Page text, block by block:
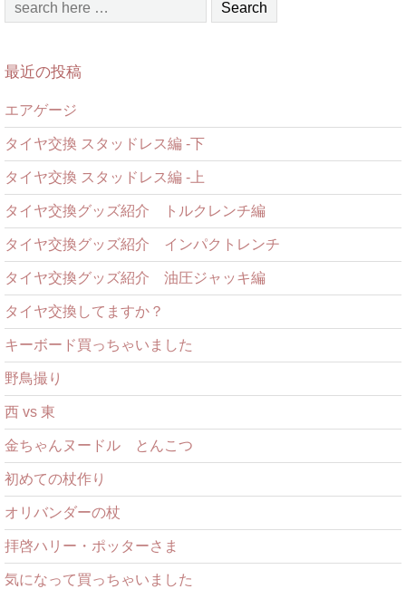
最近の投稿
エアゲージ
タイヤ交換 スタッドレス編 -下
タイヤ交換 スタッドレス編 -上
タイヤ交換グッズ紹介 トルクレンチ編
タイヤ交換グッズ紹介 インパクトレンチ
タイヤ交換グッズ紹介 油圧ジャッキ編
タイヤ交換してますか？
キーボード買っちゃいました
野鳥撮り
西 vs 東
金ちゃんヌードル とんこつ
初めての杖作り
オリバンダーの杖
拝啓ハリー・ポッターさま
気になって買っちゃいました